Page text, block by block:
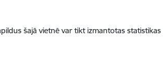
šajā vietnē var tikt izmantotas